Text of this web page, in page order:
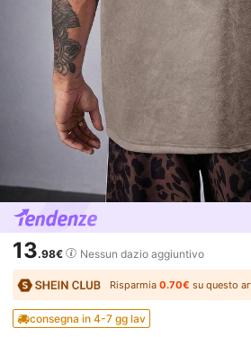
13.98€ Nessun dazio aggiuntivo
Risparmia 0.70€ su questo
consegna in 4-7 gg lav